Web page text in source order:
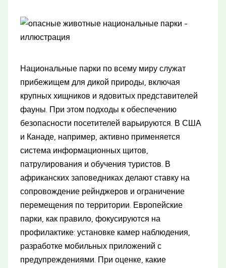
Национальные парки по всему миру служат
прибежищем для дикой природы, включая
крупных хищников и ядовитых представителей
фауны. При этом подходы к обеспечению
безопасности посетителей варьируются. В США
и Канаде, например, активно применяется
система информационных щитов,
патрулирования и обучения туристов. В
африканских заповедниках делают ставку на
сопровождение рейнджеров и ограничение
перемещения по территории. Европейские
парки, как правило, фокусируются на
профилактике: установке камер наблюдения,
разработке мобильных приложений с
предупреждениями. При оценке, какие